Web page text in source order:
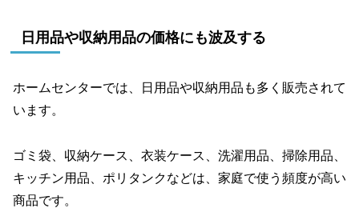
日用品や収納用品の価格にも波及する
ホームセンターでは、日用品や収納用品も多く販売されて
います。
ゴミ袋、収納ケース、衣装ケース、洗濯用品、掃除用品、
キッチン用品、ポリタンクなどは、家庭で使う頻度が高い
商品です。